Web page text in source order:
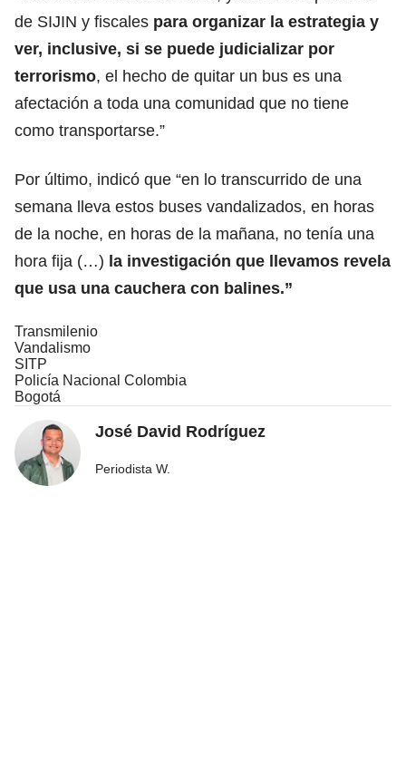
de SIJIN y fiscales para organizar la estrategia y
ver, inclusive, si se puede judicializar por
terrorismo, el hecho de quitar un bus es una
afectación a toda una comunidad que no tiene
como transportarse.”
Por último, indicó que “en lo transcurrido de una
semana lleva estos buses vandalizados, en horas
de la noche, en horas de la mañana, no tenía una
hora fija (…) la investigación que llevamos revela
que usa una cauchera con balines.”
Transmilenio
Vandalismo
SITP
Policía Nacional Colombia
Bogotá
José David Rodríguez
Periodista W.